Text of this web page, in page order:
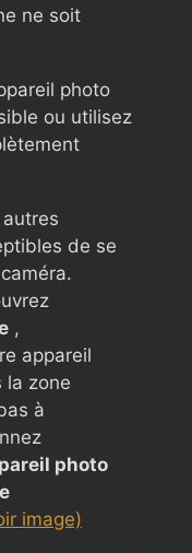
ne soit
photo
ou utilisez
de se
,
appareil
la zone
à
photo
image)